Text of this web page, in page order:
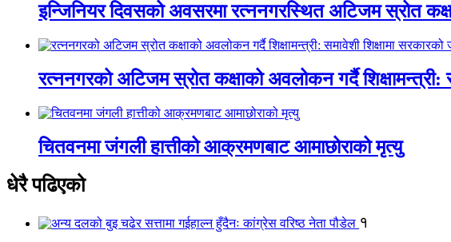
इन्जिनियर दिवसको अवसरमा रत्ननगरस्थित अटिजम स्रोत
रत्ननगरको अटिजम स्रोत कक्षाको अवलोकन गर्दै शिक्षामन्त्री:
चितवनमा जंगली हात्तीको आक्रमणबाट आमाछोराको मृत्यु
धेरै पढिएको
१